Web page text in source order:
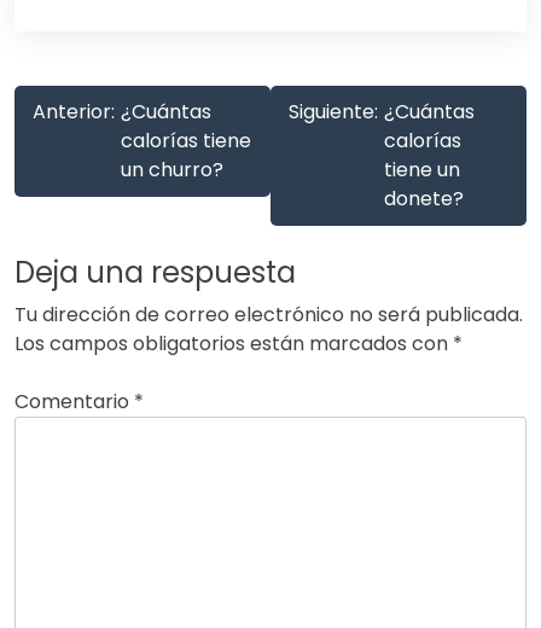
Anterior: ¿Cuántas
calorías tiene
un churro?
Siguiente: ¿Cuántas
calorías
tiene un
donete?
Deja una respuesta
Tu dirección de correo electrónico no será publicada.
Los campos obligatorios están marcados con *
Comentario *